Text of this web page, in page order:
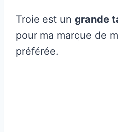
Troie est un grande
pour ma marque de
préférée.